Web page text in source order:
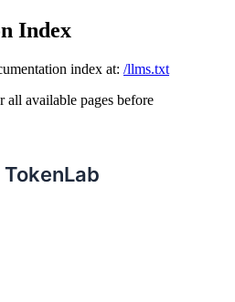
Index
index at: /llms.txt
all available pages before